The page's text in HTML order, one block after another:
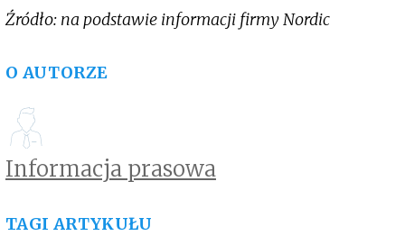
Źródło: na podstawie informacji firmy Nordic
O AUTORZE
Informacja prasowa
TAGI ARTYKUŁU